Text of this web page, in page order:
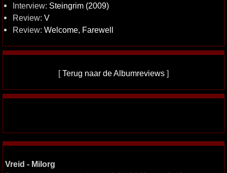
Interview: Steingrim (2009)
Review: V
Review: Welcome, Farewell
[Terug naar de Albumreviews ]
Vreid - Milorg